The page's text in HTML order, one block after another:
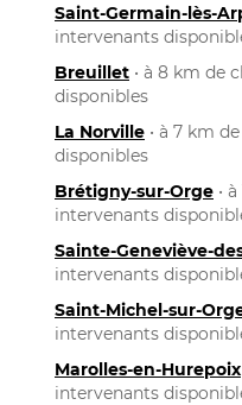
Saint-Germain-lès-
intervenants
Breuillet • à 8 km de
disponibles
La Norville • à 7 km
disponibles
Brétigny-sur-Orge •
intervenants
Sainte-Geneviève-
intervenants
Saint-Michel-sur-
intervenants
Marolles-en-Hurepoix
intervenants